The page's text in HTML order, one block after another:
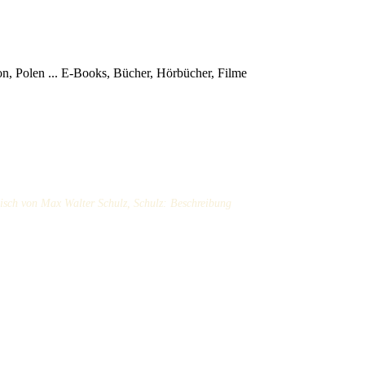
Polen ... E-Books, Bücher, Hörbücher, Filme
von Max Walter Schulz, Schulz: Beschreibung